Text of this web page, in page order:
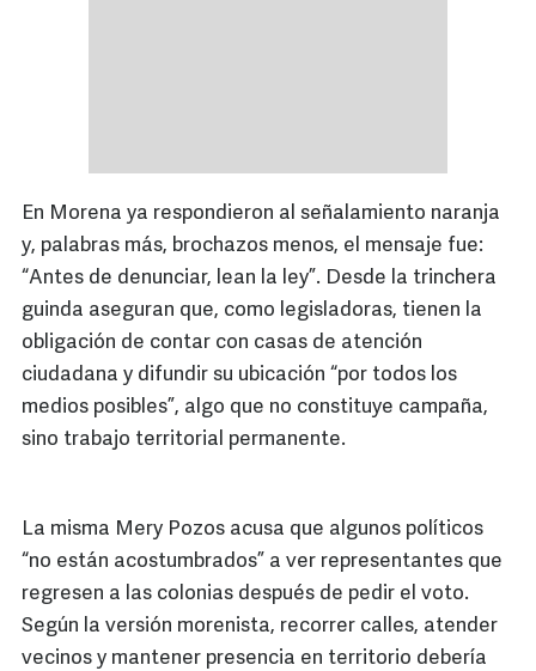
En Morena ya respondieron al señalamiento naranja
y, palabras más, brochazos menos, el mensaje fue:
“Antes de denunciar, lean la ley”. Desde la trinchera
guinda aseguran que, como legisladoras, tienen la
obligación de contar con casas de atención
ciudadana y difundir su ubicación “por todos los
medios posibles”, algo que no constituye campaña,
sino trabajo territorial permanente.
La misma Mery Pozos acusa que algunos políticos
“no están acostumbrados” a ver representantes que
regresen a las colonias después de pedir el voto.
Según la versión morenista, recorrer calles, atender
vecinos y mantener presencia en territorio debería